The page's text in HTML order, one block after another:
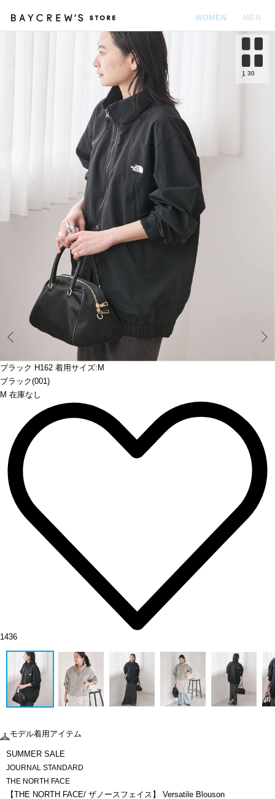
WOMEN MEN
ブラック H162 着用サイズ:M
ブラック(001)
M 在庫なし
Prev
1 30
1436
モデル着用アイテム
SUMMER SALE
JOURNAL STANDARD
THE NORTH FACE
【THE NORTH FACE/ ザノースフェイス】 Versatile Blouson